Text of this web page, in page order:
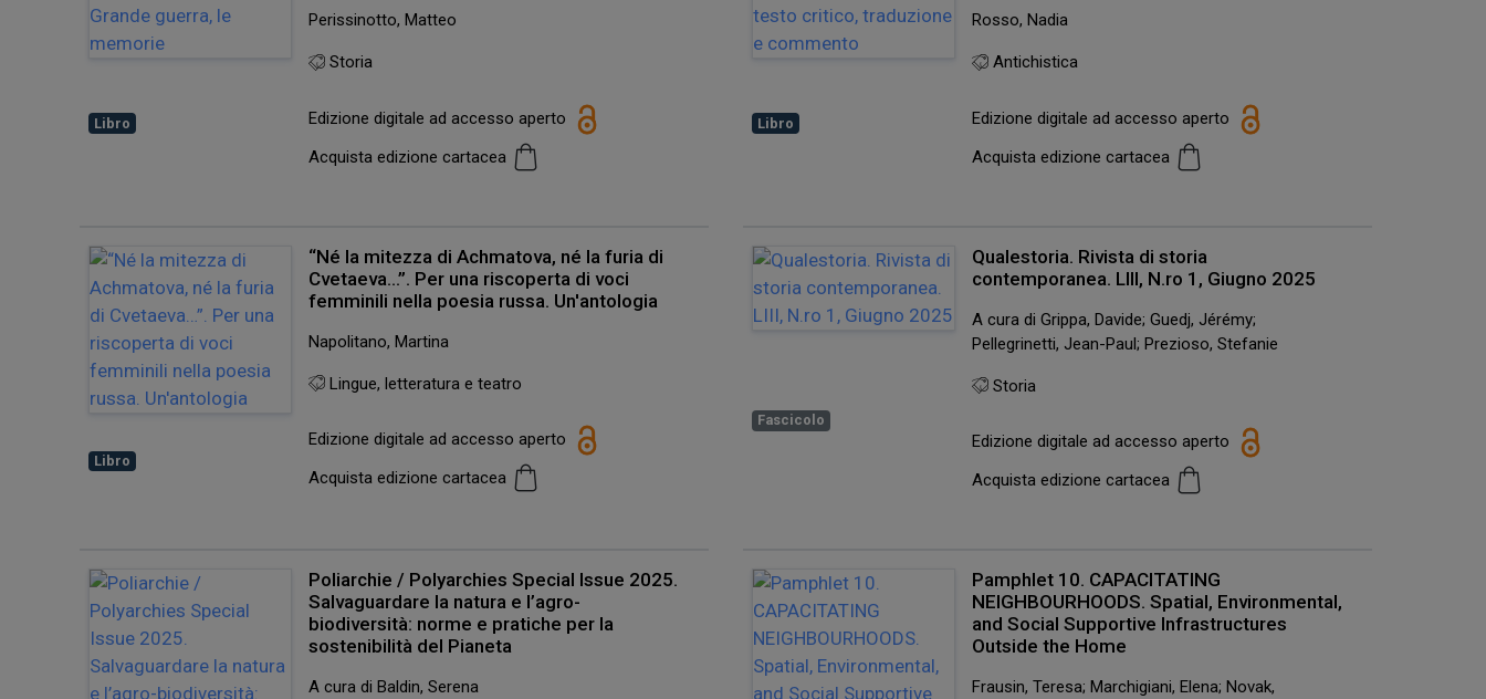
Libro
Perissinotto, Matteo
Storia
Edizione digitale ad accesso aperto
Acquista edizione cartacea
Libro
Rosso, Nadia
Antichistica
Edizione digitale ad accesso aperto
Acquista edizione cartacea
Libro
“Né la mitezza di Achmatova, né la furia di
Cvetaeva…”. Per una riscoperta di voci
femminili nella poesia russa. Un'antologia
Napolitano, Martina
Lingue, letteratura e teatro
Edizione digitale ad accesso aperto
Acquista edizione cartacea
Fascicolo
Qualestoria. Rivista di storia
contemporanea. LIII, N.ro 1, Giugno 2025
A cura di Grippa, Davide; Guedj, Jérémy;
Pellegrinetti, Jean-Paul; Prezioso, Stefanie
Storia
Edizione digitale ad accesso aperto
Acquista edizione cartacea
Poliarchie / Polyarchies Special Issue 2025.
Salvaguardare la natura e l’agro-
biodiversità: norme e pratiche per la
sostenibilità del Pianeta
A cura di Baldin, Serena
Pamphlet 10. CAPACITATING
NEIGHBOURHOODS. Spatial, Environmental,
and Social Supportive Infrastructures
Outside the Home
Frausin, Teresa; Marchigiani, Elena; Novak,